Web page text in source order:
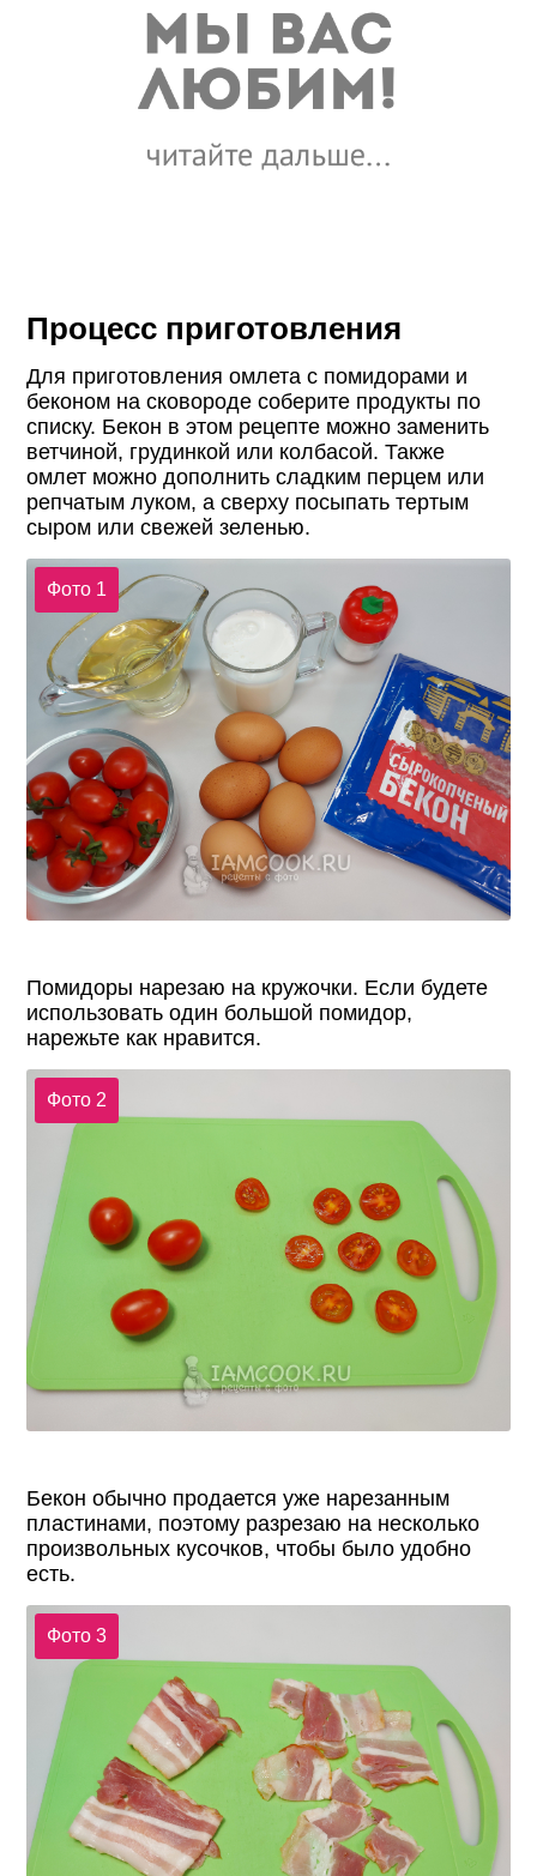
Процесс приготовления
Для приготовления омлета с помидорами и
беконом на сковороде соберите продукты по
списку. Бекон в этом рецепте можно заменить
ветчиной, грудинкой или колбасой. Также
омлет можно дополнить сладким перцем или
репчатым луком, а сверху посыпать тертым
сыром или свежей зеленью.
Фото 1
Помидоры нарезаю на кружочки. Если будете
использовать один большой помидор,
нарежьте как нравится.
Фото 2
Бекон обычно продается уже нарезанным
пластинами, поэтому разрезаю на несколько
произвольных кусочков, чтобы было удобно
есть.
Фото 3